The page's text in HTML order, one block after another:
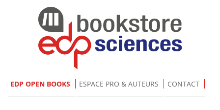
EDP OPEN BOOKS ESPACE PRO & AUTEURS CONTACT